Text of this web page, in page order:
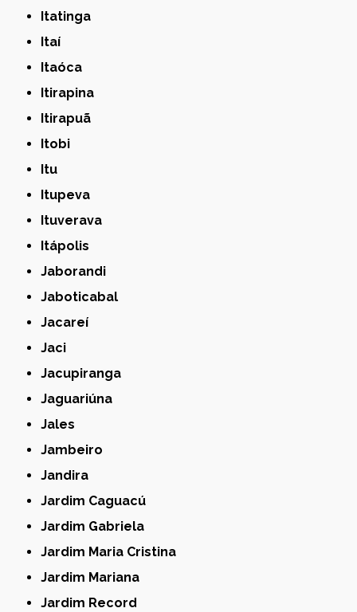
Itatinga
Itaí
Itaóca
Itirapina
Itirapuã
Itobi
Itu
Itupeva
Ituverava
Itápolis
Jaborandi
Jaboticabal
Jacareí
Jaci
Jacupiranga
Jaguariúna
Jales
Jambeiro
Jandira
Jardim Caguacú
Jardim Gabriela
Jardim Maria Cristina
Jardim Mariana
Jardim Record